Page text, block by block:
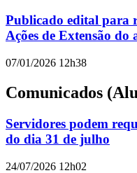
Publicado edital para
Ações de Extensão do
07/01/2026 12h38
Comunicados
Servidores podem
do dia 31 de julho
24/07/2026 12h02